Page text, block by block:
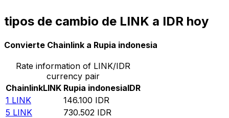
tipos de cambio de LINK a IDR hoy
Convierte Chainlink a Rupia indonesia
Rate information of LINK/IDR
currency pair
ChainlinkLINK Rupia indonesiaIDR
1 LINK 146.100 IDR
5 LINK 730.502 IDR